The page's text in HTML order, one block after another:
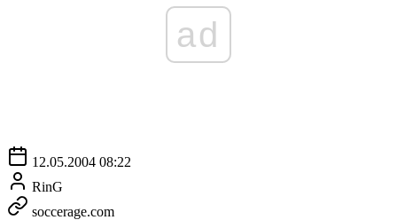
ad
12.05.2004 08:22
RinG
soccerage.com